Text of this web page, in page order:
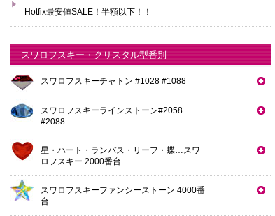
Hotfix最安値SALE！半額以下！！
スワロフスキー・クリスタル型番別
スワロフスキーチャトン #1028 #1088
スワロフスキーラインストーン#2058
#2088
星・ハート・ランバス・リーフ・蝶…スワ
ロフスキー 2000番台
スワロフスキーファンシーストーン 4000番
台